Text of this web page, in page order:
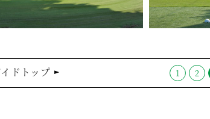
ドトップ 1 2